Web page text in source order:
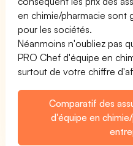
en chimie/pharmacie sont
pour les sociétés.
Néanmoins n'oubliez pas
PRO Chef d'équipe en
surtout de votre chiffre
Comparatif des
d'équipe en